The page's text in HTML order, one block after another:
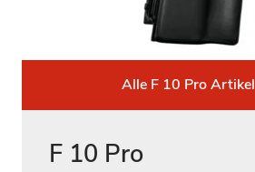
Alle F 10 Pro Artikel
F 10 Pro